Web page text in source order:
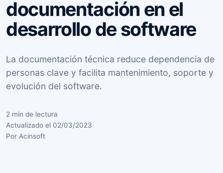
documentación en el
desarrollo de software
La documentación técnica reduce dependencia de
personas clave y facilita mantenimiento, soporte y
evolución del software.
2 min de lectura
Actualizado el 02/03/2023
Por Acinsoft